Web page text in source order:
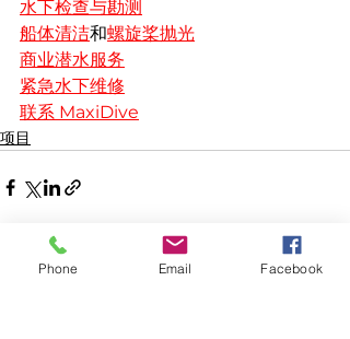
水下检查与勘测
船体清洁和螺旋桨抛光
商业潜水服务
紧急水下维修
联系 MaxiDive
项目
Phone Email Facebook